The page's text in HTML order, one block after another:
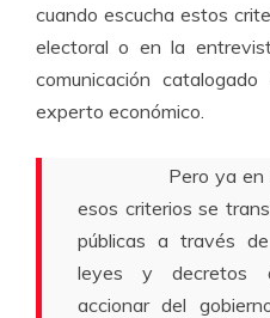
cuando escucha estos
electoral o en la
comunicación
experto económico.
Pero ya en la
esos criterios se
públicas a través de
leyes y decretos
accionar del